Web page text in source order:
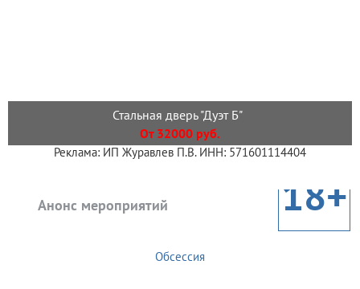
Стальная дверь "Дуэт Б"
От 32000 руб.
Реклама: ИП Журавлев П.В. ИНН: 571601114404
Анонс мероприятий 18+
Обсессия